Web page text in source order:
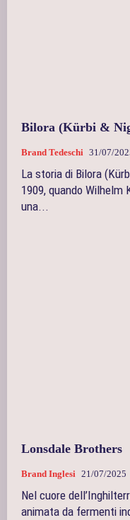
Bilora (Kürbi &
Brand Tedeschi 31/07/
La storia di Bilora
1909, quando Wilhelm
una...
Lonsdale Brothers
Brand Inglesi 21/07/2025
Nel cuore
animata da fermenti